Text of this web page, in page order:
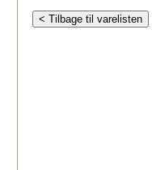
< Tilbage til varelisten